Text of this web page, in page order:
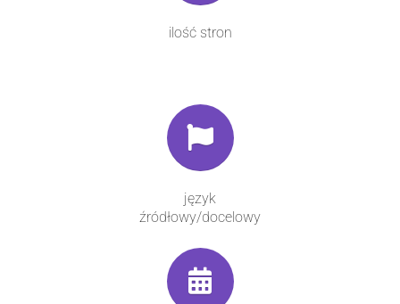
ilość stron
język
źródłowy/docelowy